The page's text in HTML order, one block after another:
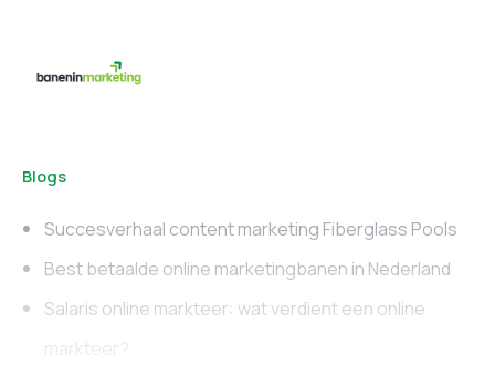
Blogs
Succesverhaal content marketing Fiberglass Pools
Best betaalde online marketingbanen in Nederland
Salaris online markteer: wat verdient een online
markteer?